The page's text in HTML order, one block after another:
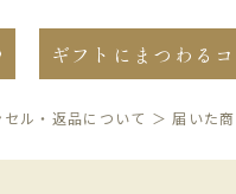
ギフトにまつわる
セル・返品について ＞ 届いた